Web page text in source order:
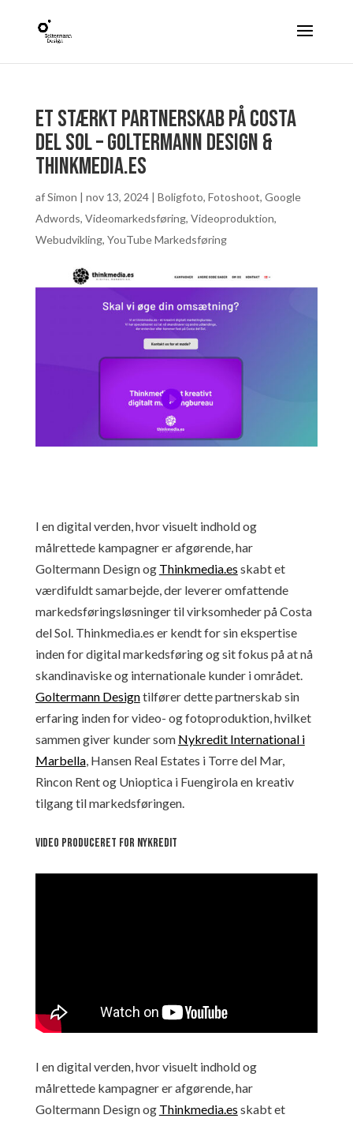
Et stærkt partnerskab på Costa
del Sol – Goltermann Design &
Thinkmedia.es
afSimon | nov 13, 2024| Boligfoto, Fotoshoot, Google
Adwords, Videomarkedsføring, Videoproduktion,
Webudvikling, YouTube Markedsføring
I en digital verden, hvor visuelt indhold og
målrettede kampagner er afgørende, har
Goltermann Design og Thinkmedia.es skabt et
værdifuldt samarbejde, der leverer omfattende
markedsføringsløsninger til virksomheder på Costa
del Sol. Thinkmedia.es er kendt for sin ekspertise
inden for digital markedsføring og sit fokus på at nå
skandinaviske og internationale kunder i området.
Goltermann Designtilfører dette partnerskab sin
erfaring inden for video- og fotoproduktion, hvilket
sammen giver kunder som Nykredit International i
Marbella, Hansen Real Estates i Torre del Mar,
Rincon Rent og Unioptica i Fuengirola en kreativ
tilgang til markedsføringen.
Video produceret for Nykredit
I en digital verden, hvor visuelt indhold og
målrettede kampagner er afgørende, har
Goltermann Design og Thinkmedia.es skabt et